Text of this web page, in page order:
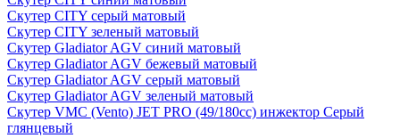
Скутер CITY серый матовый
Скутер CITY зеленый матовый
Скутер Gladiator AGV синий матовый
Скутер Gladiator AGV бежевый матовый
Скутер Gladiator AGV серый матовый
Скутер Gladiator AGV зеленый матовый
Скутер VMC (Vento) JET PRO (49/180cc) инжектор Серый
глянцевый